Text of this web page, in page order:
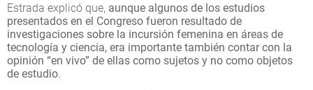
Estrada explicó que, aunque algunos de los estudios
presentados en el Congreso fueron resultado de
investigaciones sobre la incursión femenina en áreas de
tecnología y ciencia, era importante también contar con la
opinión “en vivo” de ellas como sujetos y no como objetos
de estudio.